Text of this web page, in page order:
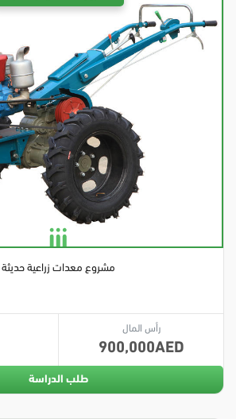
مشروع معدات زراعية حديثة
رأس المال
900,000
طلب الدراسة